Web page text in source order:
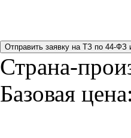
Страна-
Базовая цена: